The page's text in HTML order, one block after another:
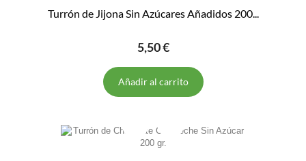
Turrón de Jijona Sin Azúcares Añadidos 200...
5,50 €
Añadir al carrito